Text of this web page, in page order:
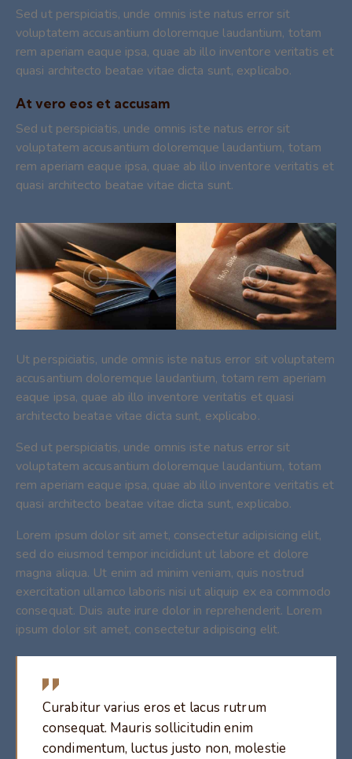
Sed ut perspiciatis, unde omnis iste natus error sit
voluptatem accusantium doloremque laudantium, totam
rem aperiam eaque ipsa, quae ab illo inventore veritatis et
quasi architecto beatae vitae dicta sunt, explicabo.
At vero eos et accusam
Sed ut perspiciatis, unde omnis iste natus error sit
voluptatem accusantium doloremque laudantium, totam
rem aperiam eaque ipsa, quae ab illo inventore veritatis et
quasi architecto beatae vitae dicta sunt.
Ut perspiciatis, unde omnis iste natus error sit voluptatem
accusantium doloremque laudantium, totam rem aperiam
eaque ipsa, quae ab illo inventore veritatis et quasi
architecto beatae vitae dicta sunt, explicabo.
Sed ut perspiciatis, unde omnis iste natus error sit
voluptatem accusantium doloremque laudantium, totam
rem aperiam eaque ipsa, quae ab illo inventore veritatis et
quasi architecto beatae vitae dicta sunt, explicabo.
Lorem ipsum dolor sit amet, consectetur adipisicing elit,
sed do eiusmod tempor incididunt ut labore et dolore
magna aliqua. Ut enim ad minim veniam, quis nostrud
exercitation ullamco laboris nisi ut aliquip ex ea commodo
consequat. Duis aute irure dolor in reprehenderit. Lorem
ipsum dolor sit amet, consectetur adipiscing elit.
Curabitur varius eros et lacus rutrum
consequat. Mauris sollicitudin enim
condimentum, luctus justo non, molestie